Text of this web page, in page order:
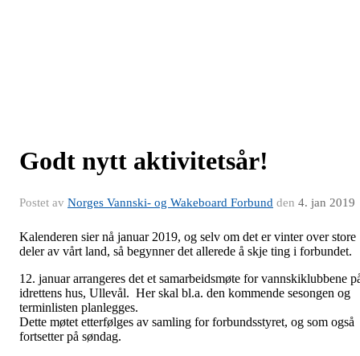
Godt nytt aktivitetsår!
Postet av Norges Vannski- og Wakeboard Forbund den 4. jan 2019
Kalenderen sier nå januar 2019, og selv om det er vinter over store
deler av vårt land, så begynner det allerede å skje ting i forbundet.
12. januar arrangeres det et samarbeidsmøte for vannskiklubbene
idrettens hus, Ullevål. Her skal bl.a. den kommende sesongen og
terminlisten planlegges.
Dette møtet etterfølges av samling for forbundsstyret, og som også
fortsetter på søndag.